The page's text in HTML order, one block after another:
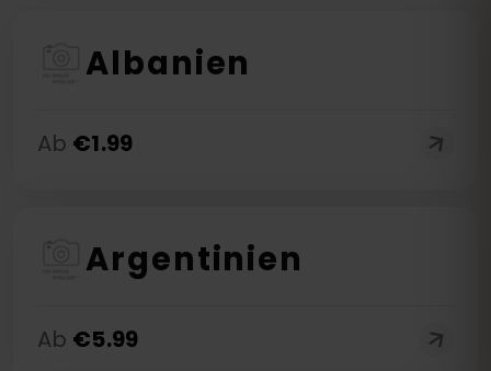
Albanien
Ab €1.99
Argentinien
Ab €5.99